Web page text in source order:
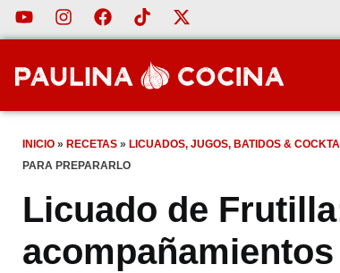
INICIO » RECETAS » LICUADOS, JUGOS, BATIDOS &
PARA PREPARARLO
Licuado de